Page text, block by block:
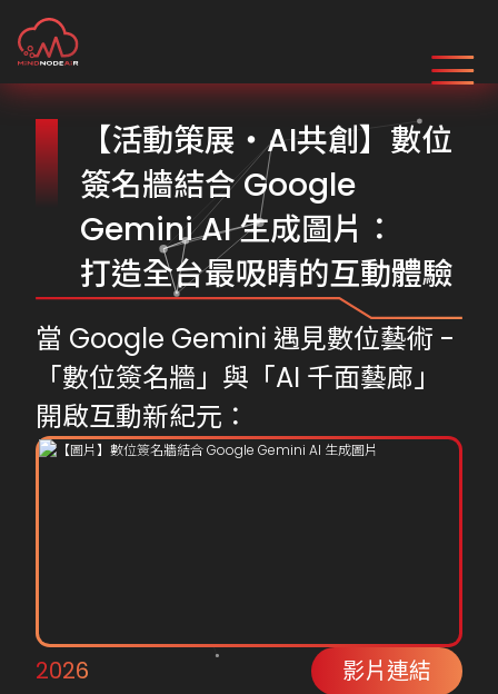
【活動策展・AI共創】數位
簽名牆結合 Google
Gemini AI 生成圖片：
打造全台最吸睛的互動體驗
當 Google Gemini 遇見數位藝術 -
「數位簽名牆」與「AI 千面藝廊」
開啟互動新紀元：
2026
影片連結